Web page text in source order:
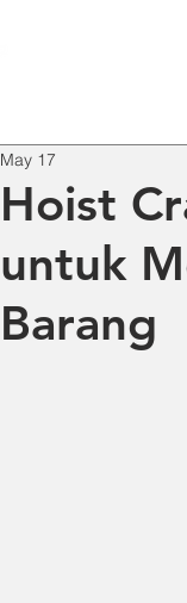
Hoist
untuk
Barang
May 17